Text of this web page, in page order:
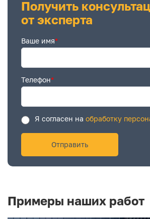
Получить
от эксперта
Ваше имя*
Телефон*
Я согласен на обработку
Примеры наших работ